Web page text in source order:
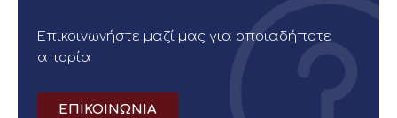
Επικοινωνήστε μαζί μας για οποιαδήποτε
απορία
ΕΠΙΚΟΙΝΩΝΙΑ